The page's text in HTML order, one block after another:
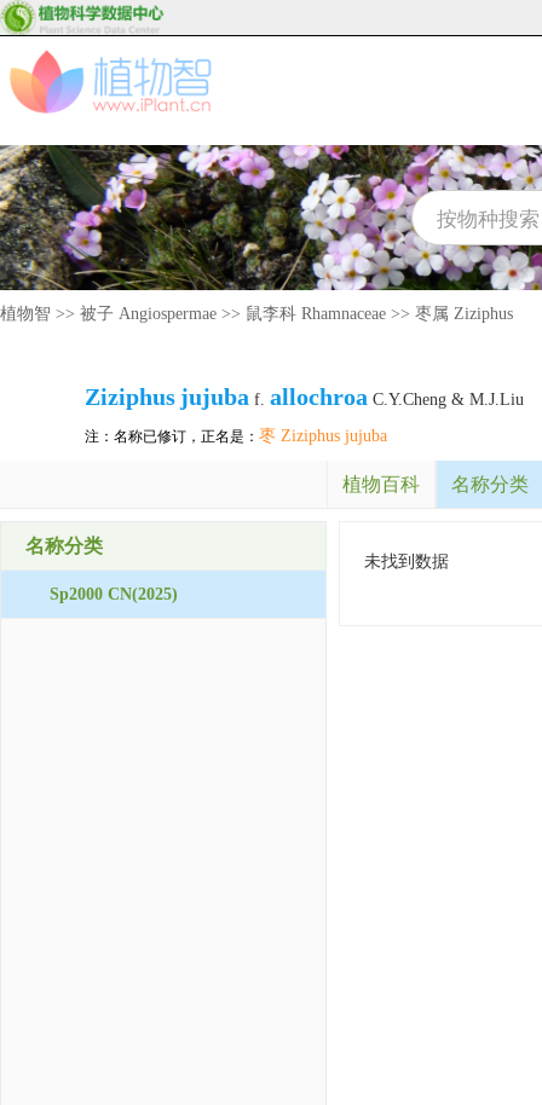
植物智 >> 被子 Angiospermae >> 鼠李科 Rhamnaceae >> 枣属 Ziziphus
Ziziphus jujuba f. allochroa C.Y.Cheng & M.J.Liu
注：名称已修订，正名是： 枣 Ziziphus jujuba
植物百科 名称分类
名称分类
Sp2000 CN(2025)
未找到数据